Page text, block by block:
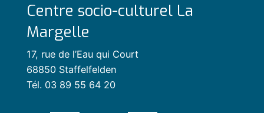
Centre socio-culturel La
Margelle
17, rue de l’Eau qui Court
68850 Staffelfelden
Tél. 03 89 55 64 20